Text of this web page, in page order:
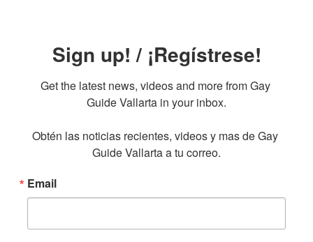
Sign up! / ¡Regístrese!
Get the latest news, videos and more from Gay
Guide Vallarta in your inbox.
Obtén las noticias recientes, videos y mas de Gay
Guide Vallarta a tu correo.
Email